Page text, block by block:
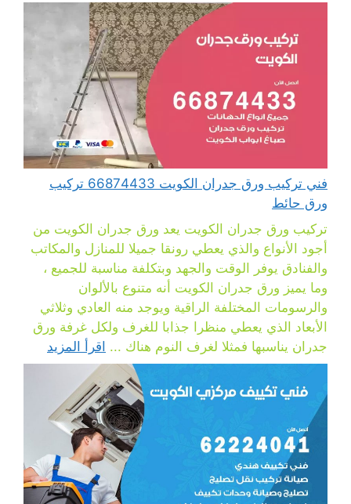
فني تركيب ورق جدران الكويت 66874433 تركيب
ورق حائط
تركيب ورق جدران الكويت يعد ورق جدران الكويت من
أجود الأنواع والذي يعطي رونقا جميلا للمنازل والمكاتب
والفنادق يوفر الوقت والجهد وبتكلفة مناسبة للجميع ،
وما يميز ورق جدران الكويت أنه متنوع بالألوان
والرسومات المختلفة الراقية ويوجد منه العادي وثلاثي
الأبعاد الذي يعطي منظرا جذابا للغرف ولكل غرفة ورق
جدران يناسبها فمثلا لغرف النوم هناك ... اقرأ المزيد